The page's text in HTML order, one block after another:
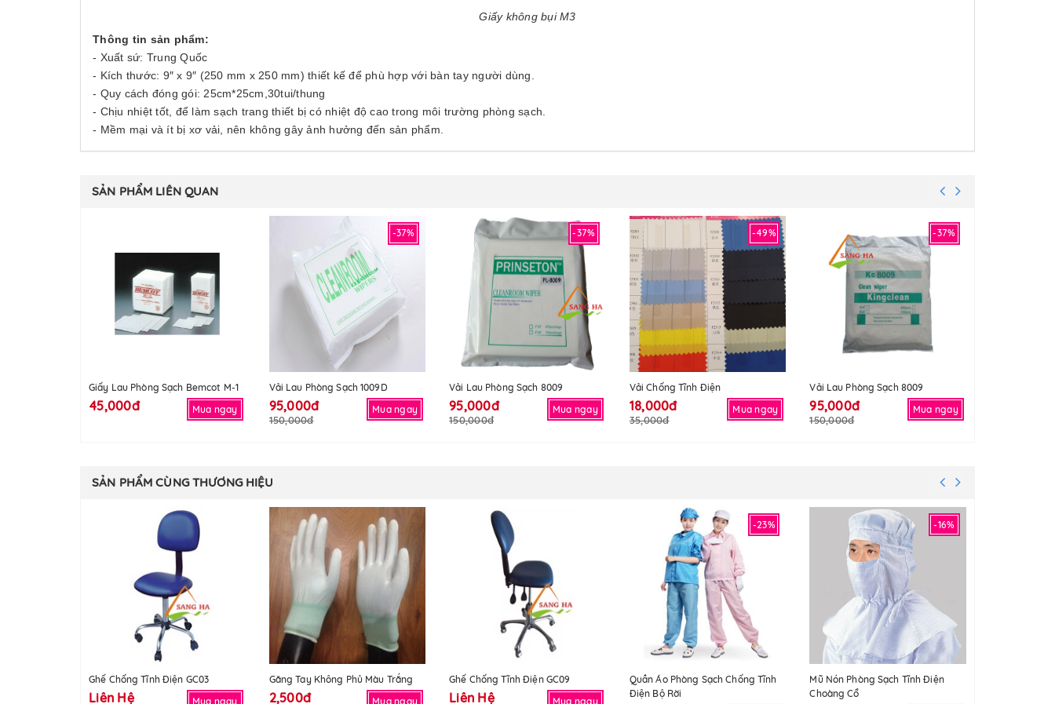
Giấy không bụi M3
Thông tin sản phẩm:
- Xuất sứ: Trung Quốc
- Kích thước: 9″ x 9″ (250 mm x 250 mm) thiết kế để phù hợp với bàn tay người dùng.
- Quy cách đóng gói: 25cm*25cm,30tui/thung
- Chịu nhiệt tốt, để làm sạch trang thiết bị có nhiệt độ cao trong môi trường phòng sạch.
- Mềm mại và ít bị xơ vải, nên không gây ảnh hưởng đến sản phẩm.
SẢN PHẨM LIÊN QUAN
Giấy Lau Phòng Sạch Bemcot M-1
45,000đ Mua ngay
-37%
Vải Lau Phòng Sạch 1009D
95,000đ
150,000đ
Mua ngay
-37%
Vải Lau Phòng Sạch 8009
95,000đ
150,000đ
Mua ngay
-49%
Vải Chống Tĩnh Điện
18,000đ
35,000đ
Mua ngay
-37%
Vải Lau Phòng Sạch 8009
95,000đ
150,000đ
Mua ngay
SẢN PHẨM CÙNG THƯƠNG HIỆU
Ghế Chống Tĩnh Điện GC03
Liên Hệ Mua ngay
Găng Tay Không Phủ Màu Trắng
2,500đ Mua ngay
Ghế Chống Tĩnh Điện GC09
Liên Hệ Mua ngay
-23%
Quần Áo Phòng Sạch Chống Tĩnh
Điện Bộ Rời
-16%
Mũ Nón Phòng Sạch Tĩnh Điện
Choàng Cổ